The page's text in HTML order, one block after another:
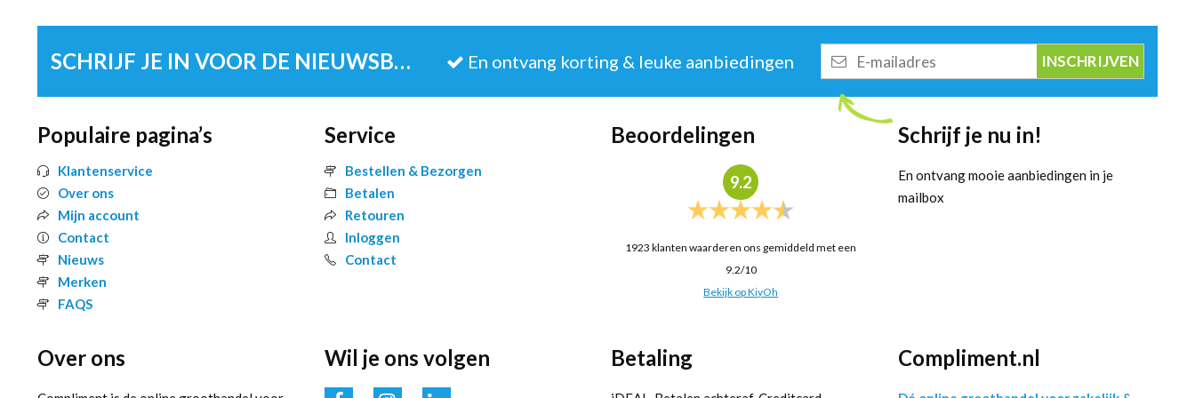
SCHRIJF JE IN VOOR DE NIEUWSBRIEF En ontvang korting & leuke aanbiedingen
mailadres
Populaire pagina’s
Klantenservice
Over ons
Mijn account
Contact
Nieuws
Merken
FAQS
Service
Bestellen & Bezorgen
Betalen
Retouren
Inloggen
Contact
Beoordelingen
9.2
1923 klanten waarderen ons gemiddeld met een
9.2/10
Bekijk op KiyOh
Schrijf je nu in!
En ontvang mooie aanbiedingen in je
mailbox
Over ons Wil je ons volgen Betaling Compliment.nl